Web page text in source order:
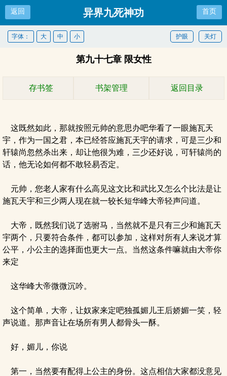
返回 异界九死神功 首页
关灯
护眼
字体： 大 中 小
第九十七章 限女性
存书签 书架管理 返回目录
这既然如此，那就按照元帅的意思办吧华看了一眼施瓦天
宇，作为一国之君，本已经答应施瓦天宇的请求，可是三少和
轩辕尚忽然杀出来，却让他很为难，三少还好说，可轩辕尚的
话，他无论如何都不敢轻易否定。
元帅，您老人家有什么高见这文比和武比又怎么个比法是让
施瓦天宇和三少两人现在就一较长短华峰大帝轻声问道。
大帝，既然我们说了选驸马，当然就不是只有三少和施瓦天
宇两个，只要符合条件，都可以参加，这样对所有人来说才算
公平，小公主的选择面也更大一点。当然这条件嘛就由大帝你
来定
这华峰大帝微微沉吟。
这个简单，大帝，让奴家来定吧独孤媚儿王后娇媚一笑，轻
声说道。那声音让在场所有男人都骨头一酥。
好，媚儿，你说
第一，当然要有配得上公主的身份。这点相信大家都没意见